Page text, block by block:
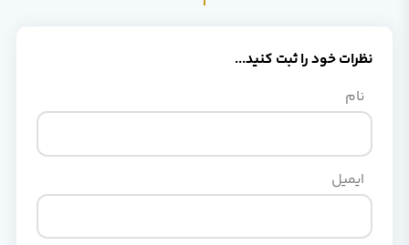
نظرات خود را ثبت کنید...
نام
ایمیل